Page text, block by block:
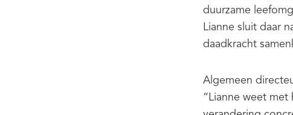
duurzame
Lianne sluit daar
daadkracht
Algemeen
“Lianne weet met